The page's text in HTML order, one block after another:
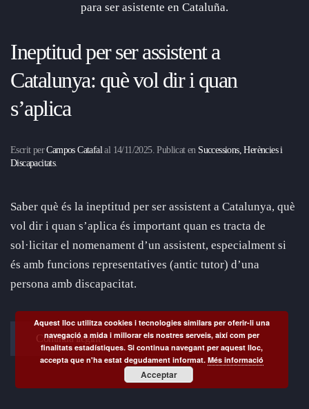
Ineptitud per ser assistent a
Catalunya: què vol dir i quan
s’aplica
Escrit perCampos Catafalal 14/11/2025. Publicat en Successions, Herències i
Discapacitats.
Saber què és la ineptitud per ser assistent a Catalunya, què
vol dir i quan s’aplica és important quan es tracta de
sol·licitar el nomenament d’un assistent, especialment si
és amb funcions representatives (antic tutor) d’una
persona amb discapacitat.
Continua llegint
Aquest lloc utilitza cookies i tecnologies similars per oferir-li una
navegació a mida i millorar els nostres serveis, així com per
finalitats estadístiques. Si continua navegant per aquest lloc,
accepta que n'ha estat degudament informat.Més informació
Acceptar